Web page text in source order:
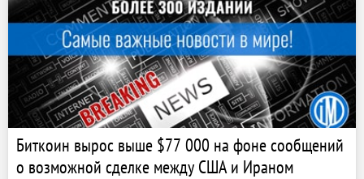
Биткоин вырос выше $77 000 на фоне сообщений
о возможной сделке между США и Ираном